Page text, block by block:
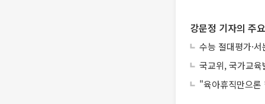
강문정 기자의 주
수능 절대평가·
국교위, 국가교
"육아휴직만으